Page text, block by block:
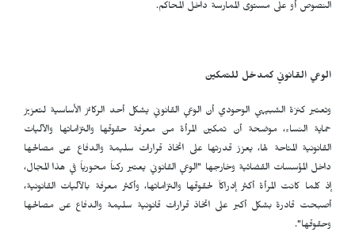
النصوص أو على مستوى الممارسة داخل المحاكم.
الوعي القانوني كمدخل للتمكين
وتعتبر كنزة الشبيهي الوحودي أن الوعي القانوني يشكل أحد الركائز الأساسية لتعزيز
حماية النساء، موضحة أن تمكين المرأة من معرفة حقوقها والتزاماتها والآليات
القانونية المتاحة لها، يعزز قدرتها على اتخاذ قرارات سليمة والدفاع عن مصالحها
داخل المؤسسات القضائية وخارجها "الوعي القانوني يعتبر ركناً محورياً في هذا المجال،
إذ كلما كانت المرأة أكثر إدراكاً لحقوقها والتزاماتها، وأكثر معرفة بالآليات القانونية،
أصبحت قادرة بشكل أكبر على اتخاذ قرارات قانونية سليمة والدفاع عن مصالحها
وحقوقها".